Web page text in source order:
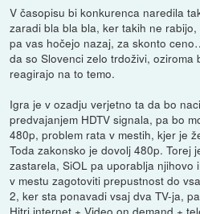
V časopisu bi konkurenca naredila
zaradi bla bla bla, ker takih ne
pa vas hočejo nazaj, za skonto
da so Slovenci zelo trdoživi, oziroma
reagirajo na to temo.
Igra je v ozadju verjetno ta da bo
predvajanjem HDTV signala, pa bo
480p, problem rata v mestih, kjer je
Toda zakonsko je dovolj 480p. Torej
zastarela, SiOL pa uporablja
v mestu zagotoviti prepustnost do
2, ker sta ponavadi vsaj dva TV-ja,